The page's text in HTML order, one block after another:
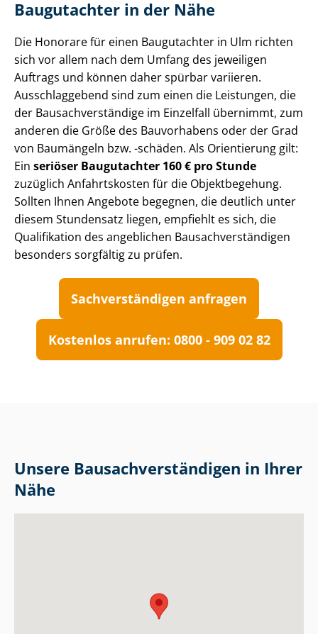
Baugutachter in der Nähe
Die Honorare für einen Baugutachter in Ulm richten
sich vor allem nach dem Umfang des jeweiligen
Auftrags und können daher spürbar variieren.
Ausschlaggebend sind zum einen die Leistungen, die
der Bau­sach­ver­stän­di­ge im Einzelfall übernimmt, zum
anderen die Größe des Bauvorhabens oder der Grad
von Baumängeln bzw. -schäden. Als Orientierung gilt:
Ein seriöser Baugutachter 160 € pro Stunde
zuzüglich Anfahrtskosten für die Objektbegehung.
Sollten Ihnen Angebote begegnen, die deutlich unter
diesem Stundensatz liegen, empfiehlt es sich, die
Qualifikation des angeblichen Bau­sach­ver­stän­di­gen
besonders sorgfältig zu prüfen.
Sach­ver­stän­di­gen anfragen
Kostenlos anrufen: 0800 - 909 02 82
Unsere Bau­sach­ver­stän­di­gen in Ihrer
Nähe